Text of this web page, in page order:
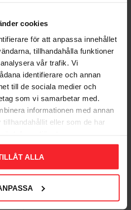
cookies
för att anpassa innehållet
tillhandahålla funktioner
vår trafik. Vi
identifierare och annan
till de sociala medier och
som vi samarbetar med.
informationen med annan
eller som de har
ALLA
Gem som favorit
LED-Liste Pakke
2x500mm Tylö
7332975015868
1.844DKK